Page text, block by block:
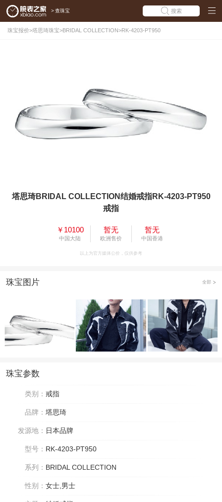
> 查珠宝 搜索
珠宝报价>塔思琦珠宝>BRIDAL COLLECTION>RK-4203-PT950
塔思琦BRIDAL COLLECTION结婚戒指RK-4203-PT950
戒指
￥10100
中国大陆
暂无
欧洲售价
暂无
中国香港
以上为官方媒体公价，仅供参考
珠宝图片 全部
珠宝参数
类别： 戒指
品牌： 塔思琦
发源地： 日本品牌
型号： RK-4203-PT950
系列： BRIDAL COLLECTION
性别： 女士,男士